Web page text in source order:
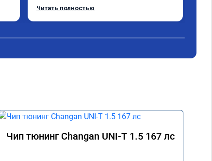
либо разгоняется, либо падает скорость.
Читать полностью
Чип тюнинг Changan UNI-T 1.5 167 лс